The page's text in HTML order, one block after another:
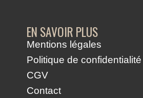
EN SAVOIR PLUS
Mentions légales
Politique de confidentialité
CGV
Contact